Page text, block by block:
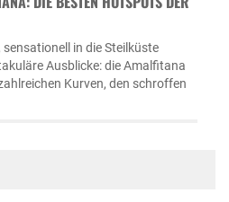
in die Steilküste
Ausblicke: die Amalfitana
Kurven, den schroffen